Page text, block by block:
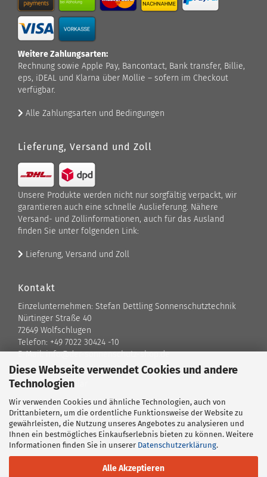
Diese Webseite verwendet Cookies und andere
Technologien
Wir verwenden Cookies und ähnliche Technologien, auch von
Drittanbietern, um die ordentliche Funktionsweise der Website zu
gewährleisten, die Nutzung unseres Angebotes zu analysieren und
Ihnen ein bestmögliches Einkaufserlebnis bieten zu können. Weitere
Informationen finden Sie in unserer Datenschutzerklärung.
Alle Akzeptieren
Weitere Zahlungsarten:
Rechnung sowie Apple Pay, Bancontact, Bank transfer, Billie,
eps, iDEAL und Klarna über Mollie – sofern im Checkout
verfügbar.
Alle Zahlungsarten und Bedingungen
Lieferung, Versand und Zoll
Unsere Produkte werden nicht nur sorgfältig verpackt, wir
garantieren auch eine schnelle Auslieferung. Nähere
Versand- und Zollinformationen, auch für das Ausland
finden Sie unter folgenden Link:
Lieferung, Versand und Zoll
Kontakt
Einzelunternehmen: Stefan Dettling Sonnenschutztechnik
Nürtinger Straße 40
72649 Wolfschlugen
Telefon: +49 7022 30424 -10
E-Mail: info@der-sonnenschutz-shop.de
Kontaktformular
Standort
Ansprechpartner